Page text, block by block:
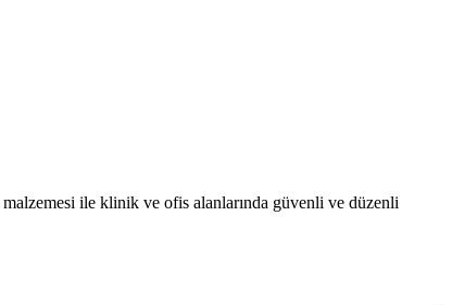
ile klinik ve ofis alanlarında güvenli ve düzenli